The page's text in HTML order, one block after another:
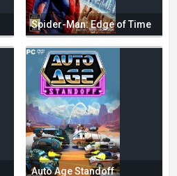
Spider-Man: Edge of Time
Auto Age Standoff